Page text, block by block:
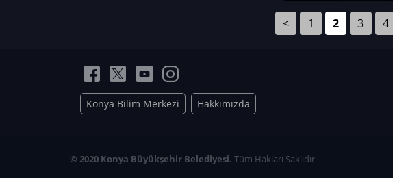
< 1 2 3 4
Konya Bilim Merkezi Hakkımızda
© 2020 Konya Büyükşehir Belediyesi. Tüm Hakları Saklıdır